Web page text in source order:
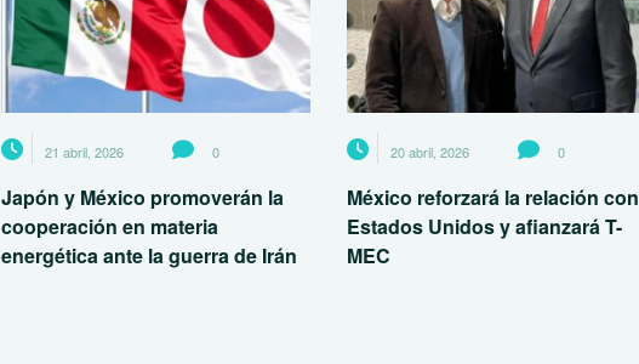
21 abril, 2026 0
Japón y México promoverán la
cooperación en materia
energética ante la guerra de Irán
20 abril, 2026 0
México reforzará la relación con
Estados Unidos y afianzará T-
MEC